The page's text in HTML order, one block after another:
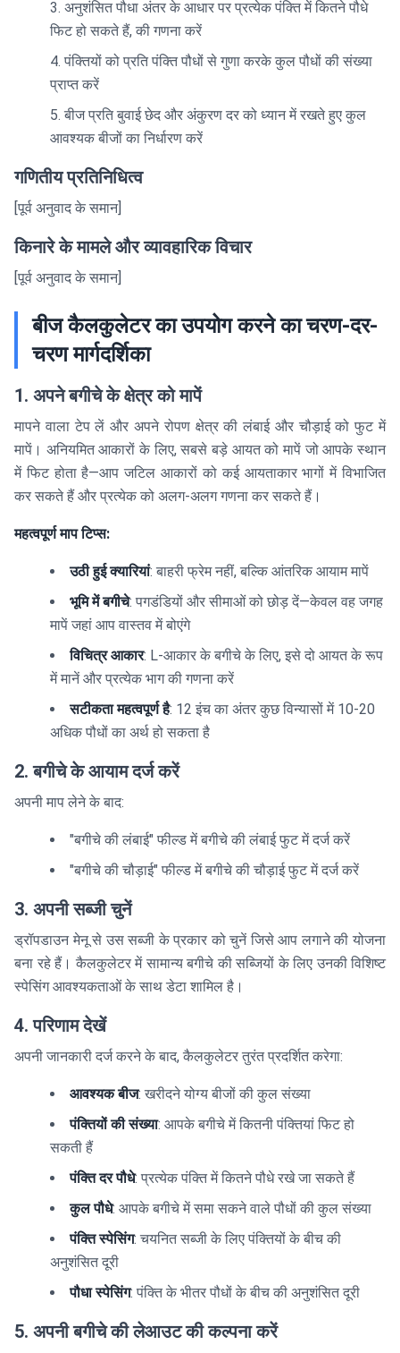
अनुशंसित पौधा अंतर के आधार पर प्रत्येक पंक्ति में कितने पौधे
फिट हो सकते हैं, की गणना करें
पंक्तियों को प्रति पंक्ति पौधों से गुणा करके कुल पौधों की संख्या
प्राप्त करें
बीज प्रति बुवाई छेद और अंकुरण दर को ध्यान में रखते हुए कुल
आवश्यक बीजों का निर्धारण करें
गणितीय प्रतिनिधित्व
[पूर्व अनुवाद के समान]
किनारे के मामले और व्यावहारिक विचार
[पूर्व अनुवाद के समान]
बीज कैलकुलेटर का उपयोग करने का चरण-दर-
चरण मार्गदर्शिका
1. अपने बगीचे के क्षेत्र को मापें
मापने वाला टेप लें और अपने रोपण क्षेत्र की लंबाई और चौड़ाई को फुट में
मापें। अनियमित आकारों के लिए, सबसे बड़े आयत को मापें जो आपके स्थान
में फिट होता है—आप जटिल आकारों को कई आयताकार भागों में विभाजित
कर सकते हैं और प्रत्येक को अलग-अलग गणना कर सकते हैं।
महत्वपूर्ण माप टिप्स:
उठी हुई क्यारियां: बाहरी फ्रेम नहीं, बल्कि आंतरिक आयाम मापें
भूमि में बगीचे: पगडंडियों और सीमाओं को छोड़ दें—केवल वह जगह
मापें जहां आप वास्तव में बोएंगे
विचित्र आकार: L-आकार के बगीचे के लिए, इसे दो आयत के रूप
में मानें और प्रत्येक भाग की गणना करें
सटीकता महत्वपूर्ण है: 12 इंच का अंतर कुछ विन्यासों में 10-20
अधिक पौधों का अर्थ हो सकता है
2. बगीचे के आयाम दर्ज करें
अपनी माप लेने के बाद:
"बगीचे की लंबाई" फील्ड में बगीचे की लंबाई फुट में दर्ज करें
"बगीचे की चौड़ाई" फील्ड में बगीचे की चौड़ाई फुट में दर्ज करें
3. अपनी सब्जी चुनें
ड्रॉपडाउन मेनू से उस सब्जी के प्रकार को चुनें जिसे आप लगाने की योजना
बना रहे हैं। कैलकुलेटर में सामान्य बगीचे की सब्जियों के लिए उनकी विशिष्ट
स्पेसिंग आवश्यकताओं के साथ डेटा शामिल है।
4. परिणाम देखें
अपनी जानकारी दर्ज करने के बाद, कैलकुलेटर तुरंत प्रदर्शित करेगा:
आवश्यक बीज: खरीदने योग्य बीजों की कुल संख्या
पंक्तियों की संख्या: आपके बगीचे में कितनी पंक्तियां फिट हो
सकती हैं
पंक्ति दर पौधे: प्रत्येक पंक्ति में कितने पौधे रखे जा सकते हैं
कुल पौधे: आपके बगीचे में समा सकने वाले पौधों की कुल संख्या
पंक्ति स्पेसिंग: चयनित सब्जी के लिए पंक्तियों के बीच की
अनुशंसित दूरी
पौधा स्पेसिंग: पंक्ति के भीतर पौधों के बीच की अनुशंसित दूरी
5. अपनी बगीचे की लेआउट की कल्पना करें